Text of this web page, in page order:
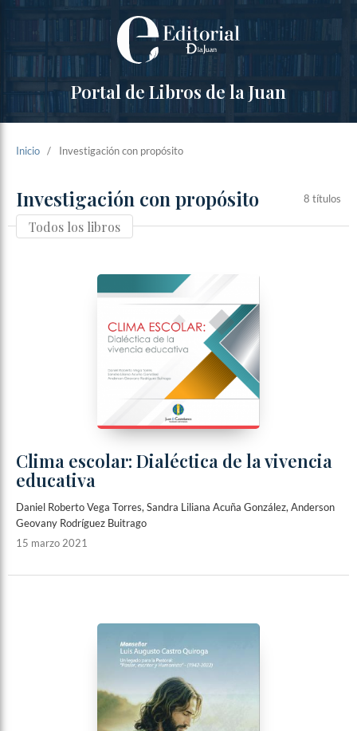
Portal de Libros de la Juan
Inicio / Investigación con propósito
Investigación con propósito 8 títulos
Todos los libros
Clima escolar: Dialéctica de la vivencia
educativa
Daniel Roberto Vega Torres, Sandra Liliana Acuña González, Anderson
Geovany Rodríguez Buitrago
15 marzo 2021